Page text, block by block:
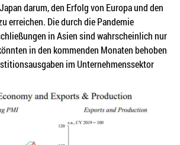
darum, den Erfolg von Europa und den
erreichen. Die durch die Pandemie
in Asien sind wahrscheinlich nur
in den kommenden Monaten behoben
im Unternehmenssektor